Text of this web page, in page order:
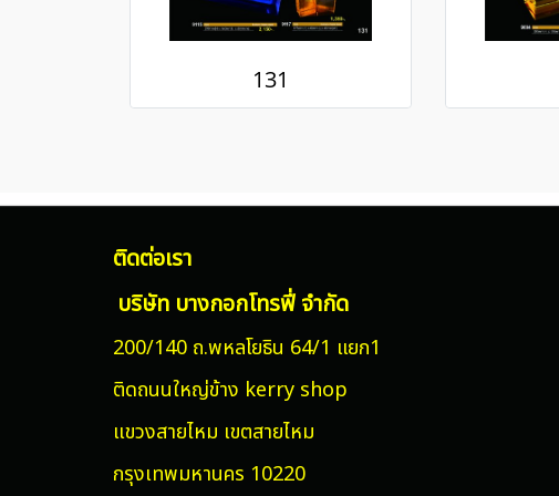
131
ติดต่อเรา
บริษัท บางกอกโทรฟี่ จำกัด
200/140 ถ.พหลโยธิน 64/1 แยก1
ติดถนนใหญ่ข้าง kerry shop
แขวงสายไหม เขตสายไหม
กรุงเทพมหานคร 10220